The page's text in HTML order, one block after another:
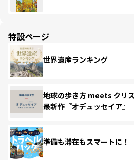
特設ページ
世界遺産ランキング
地球の歩き方 meets クリ
最新作『オデュッセイア』
準備も滞在もスマートに